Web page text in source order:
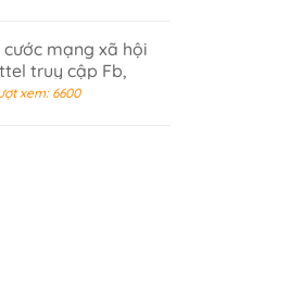
cước mạng xã hội
truy cập Fb,
Youtube không
xem: 6600